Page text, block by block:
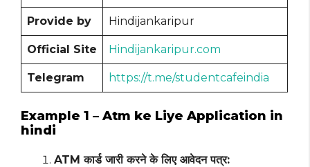
Provide by Hindijankaripur
Official Site Hindijankaripur.com
Telegram https://t.me/studentcafeindia
Example 1 – Atm ke Liye Application in
hindi
ATM कार्ड जारी करने के लिए आवेदन पत्र: